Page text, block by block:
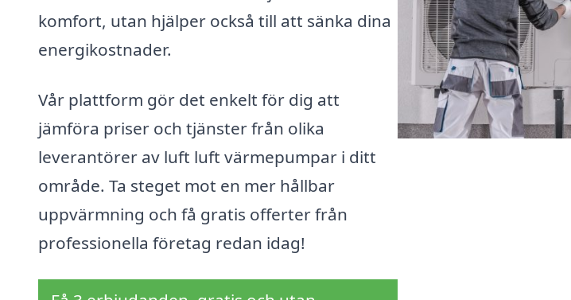
komfort, utan hjälper också till att sänka dina
energikostnader.
Vår plattform gör det enkelt för dig att
jämföra priser och tjänster från olika
leverantörer av luft luft värmepumpar i ditt
område. Ta steget mot en mer hållbar
uppvärmning och få gratis offerter från
professionella företag redan idag!